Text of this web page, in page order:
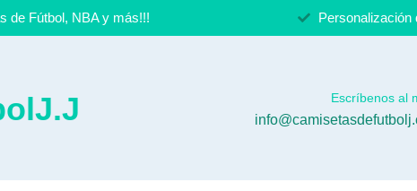
de Fútbol, NBA y más!!! Personalización
Escríbenos al